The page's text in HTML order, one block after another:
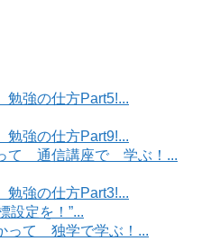
強の仕方Part5!...
強の仕方Part9!...
て 通信講座で 学ぶ！...
強の仕方Part3!...
設定を！”...
って 独学で学ぶ！...